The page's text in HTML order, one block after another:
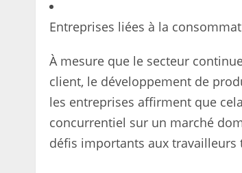
Entreprises liées à la
À mesure que le secteur
client, le développement de
les entreprises affirment que
concurrentiel sur un marché
défis importants aux